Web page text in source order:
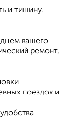
и тишину.
вашего
ремонт,
поездок и